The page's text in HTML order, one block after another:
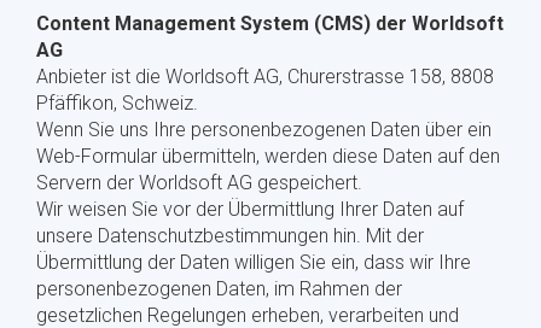
Content Management System (CMS) der Worldsoft
AG
Anbieter ist die Worldsoft AG, Churerstrasse 158, 8808
Pfäffikon, Schweiz.
Wenn Sie uns Ihre personenbezogenen Daten über ein
Web-Formular übermitteln, werden diese Daten auf den
Servern der Worldsoft AG gespeichert.
Wir weisen Sie vor der Übermittlung Ihrer Daten auf
unsere Datenschutzbestimmungen hin. Mit der
Übermittlung der Daten willigen Sie ein, dass wir Ihre
personenbezogenen Daten, im Rahmen der
gesetzlichen Regelungen erheben, verarbeiten und